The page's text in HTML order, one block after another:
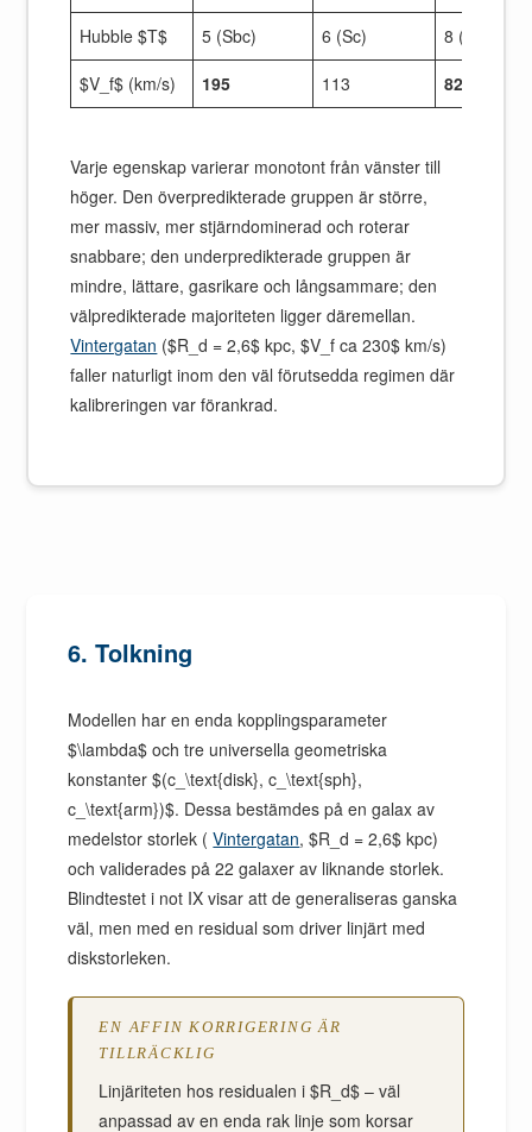
Hubble $T$
5 (Sbc) 6 (Sc)
8 (Sd)
$V_f$ (km/s)
195 113 82
Varje egenskap varierar monotont från vänster till
höger. Den överpredikterade gruppen är större,
mer massiv, mer stjärndominerad och roterar
snabbare; den underpredikterade gruppen är
mindre, lättare, gasrikare och långsammare; den
välpredikterade majoriteten ligger däremellan.
Vintergatan ($R_d = 2,6$ kpc, $V_f ca 230$ km/s)
faller naturligt inom den väl förutsedda regimen där
kalibreringen var förankrad.
6. Tolkning
Modellen har en enda kopplingsparameter
$\lambda$ och tre universella geometriska
konstanter $(c_\text{disk}, c_\text{sph},
c_\text{arm})$. Dessa bestämdes på en galax av
medelstor storlek (Vintergatan, $R_d = 2,6$ kpc)
och validerades på 22 galaxer av liknande storlek.
Blindtestet i not IX visar att de generaliseras ganska
väl, men med en residual som driver linjärt med
diskstorleken.
EN AFFIN KORRIGERING ÄR
TILLRÄCKLIG
Linjäriteten hos residualen i $R_d$ – väl
anpassad av en enda rak linje som korsar